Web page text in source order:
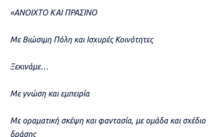
«ΑΝΟΙΧΤΟ ΚΑΙ ΠΡΑΣΙΝΟ
Με Βιώσιμη Πόλη και Ισχυρές Κοινότητες
Ξεκινάμε…
Με γνώση και εμπειρία
Με οραματική σκέψη και φαντασία, με ομάδα και σχέδιο
δράσης